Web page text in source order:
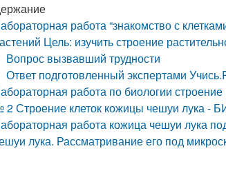
работа “знакомство с
Цель: изучить строение
Вопрос вызвавший трудности
Ответ подготовленный экспертами
работа по биологии
2 Строение клеток кожицы чешуи
работа кожица чешуи лука
лука. Рассматривание его под